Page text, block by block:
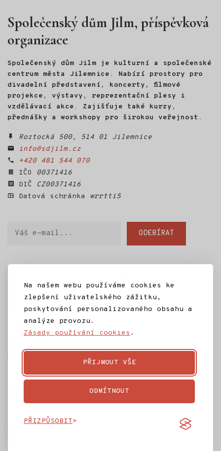
Na našem webu používáme cookies ke
zlepšení uživatelského zážitku,
poskytování personalizovaného obsahu a
analýze provozu.
Zásady používání cookies .
PŘIJMOUT VŠE
ODMÍTNOUT
PŘIZPŮSOBIT
Společenský dům Jilm, příspěvková
organizace
Společenský dům Jilm je kulturní a společenské
centrum města Jilemnice. Nabízí prostory pro
divadelní představení, koncerty, filmové
projekce, výstavy, reprezentační plesy i
vzdělávací akce. Zajišťuje také kurzy,
přednášky a workshopy pro širokou veřejnost.
Roztocká 500, 514 01 Jilemnice
info@sdjilm.cz
+420 481 544 070
IČO
00371416
DIČ
CZ00371416
Datová schránka
wrrtti5
ODEBÍRAT
SD Jilm Kino 70
Městská knihovna
IC Jilemnice
Projekty SD Jilm
Články
Kontakt
Ochrana osobních údajů
Rozpočet
Vytvořilo